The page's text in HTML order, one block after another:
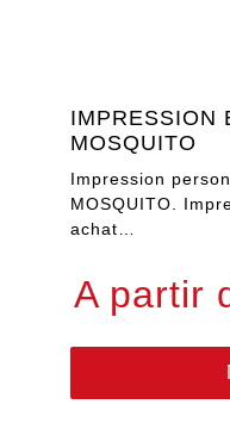
IMPRESSION
MOSQUITO
Impression
MOSQUITO.
achat…
A partir